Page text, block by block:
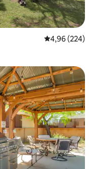
Évaluation
4,96 (224)